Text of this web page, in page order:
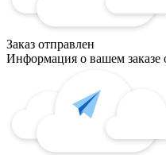
Заказ отправлен
Информация о вашем заказе